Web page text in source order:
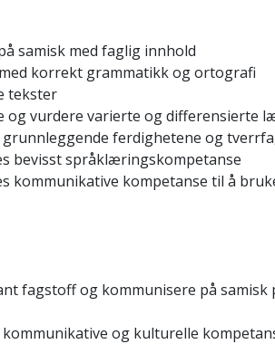
samisk med faglig innhold
korrekt grammatikk og ortografi
tekster
og vurdere varierte og differensierte
grunnleggende ferdighetene og
bevisst språklæringskompetanse
kommunikative kompetanse til å
fagstoff og kommunisere på samisk
og kulturelle